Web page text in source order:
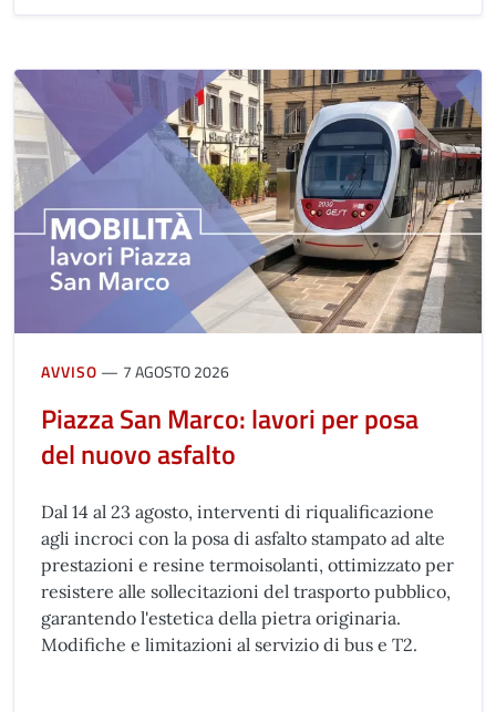
AVVISO 7 AGOSTO 2026
Piazza San Marco: lavori per posa
del nuovo asfalto
Dal 14 al 23 agosto, interventi di riqualificazione
agli incroci con la posa di asfalto stampato ad alte
prestazioni e resine termoisolanti, ottimizzato per
resistere alle sollecitazioni del trasporto pubblico,
garantendo l'estetica della pietra originaria.
Modifiche e limitazioni al servizio di bus e T2.